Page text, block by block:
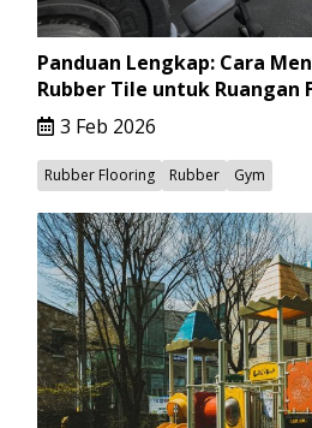
Panduan Lengkap: Cara
Rubber Tile untuk Ruangan
3 Feb 2026
Rubber Flooring Rubber Gym